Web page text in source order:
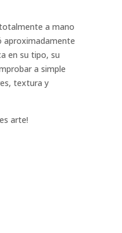
a mano
aproximadamente
en su tipo, su
a simple
textura y
arte!